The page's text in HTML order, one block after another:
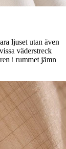
ljuset utan även
väderstreck
i rummet jämn